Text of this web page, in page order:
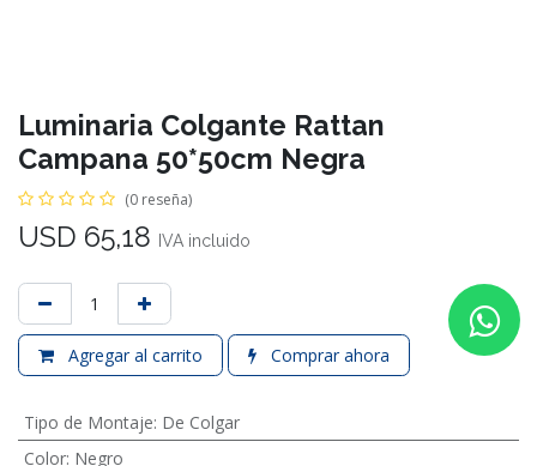
Luminaria Colgante Rattan
Campana 50*50cm Negra
(0 reseña)
USD 65,18 IVA incluido
Agregar al carrito Comprar ahora
Tipo de Montaje: De Colgar
Color: Negro